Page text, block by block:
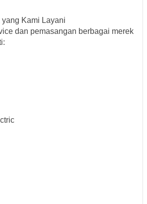
yang Kami Layani
dan pemasangan berbagai merek